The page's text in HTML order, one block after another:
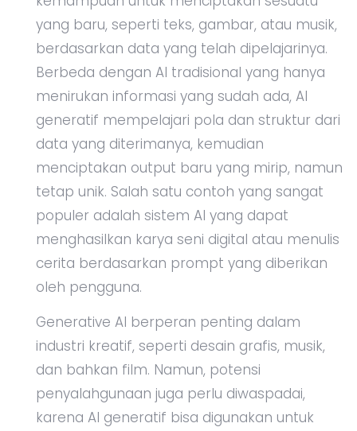
yang baru, seperti teks, gambar, atau musik,
berdasarkan data yang telah dipelajarinya.
Berbeda dengan AI tradisional yang hanya
menirukan informasi yang sudah ada, AI
generatif mempelajari pola dan struktur dari
data yang diterimanya, kemudian
menciptakan output baru yang mirip, namun
tetap unik. Salah satu contoh yang sangat
populer adalah sistem AI yang dapat
menghasilkan karya seni digital atau menulis
cerita berdasarkan prompt yang diberikan
oleh pengguna.
Generative AI berperan penting dalam
industri kreatif, seperti desain grafis, musik,
dan bahkan film. Namun, potensi
penyalahgunaan juga perlu diwaspadai,
karena AI generatif bisa digunakan untuk